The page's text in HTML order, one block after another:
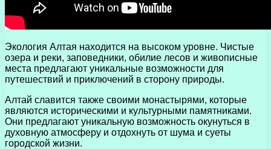
Экология Алтая находится на высоком уровне. Чистые
озера и реки, заповедники, обилие лесов и живописные
места предлагают уникальные возможности для
путешествий и приключений в сторону природы.
Алтай славится также своими монастырями, которые
являются историческими и культурными памятниками.
Они предлагают уникальную возможность окунуться в
духовную атмосферу и отдохнуть от шума и суеты
городской жизни.